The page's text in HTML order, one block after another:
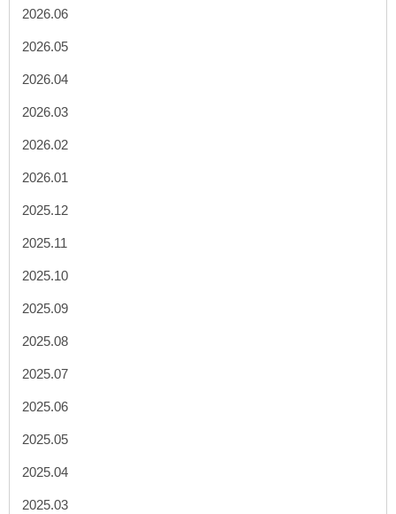
2026.06
2026.05
2026.04
2026.03
2026.02
2026.01
2025.12
2025.11
2025.10
2025.09
2025.08
2025.07
2025.06
2025.05
2025.04
2025.03